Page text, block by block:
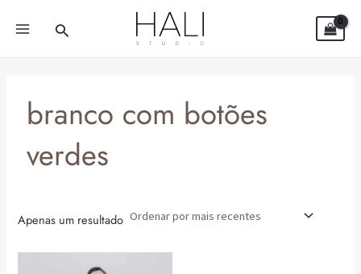
Search
branco com botões
verdes
Apenas um resultado